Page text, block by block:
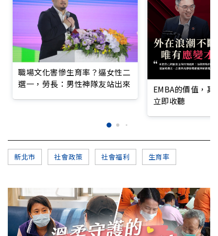
職場文化害慘生育率？逼女性二
選一，勞長：男性神隊友站出來
EMBA的價值，
立即收聽
新北市 社會政策 社會福利 生育率